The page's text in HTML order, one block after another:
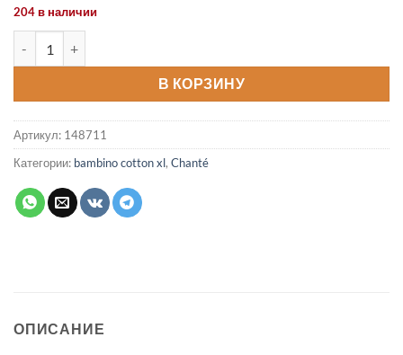
204 в наличии
В КОРЗИНУ
Артикул: 148711
Категории: bambino cotton xl, Chanté
ОПИСАНИЕ